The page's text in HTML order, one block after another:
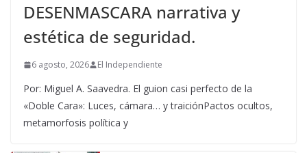
DESENMASCARA narrativa y
estética de seguridad.
6 agosto, 2026 El Independiente
Por: Miguel A. Saavedra. El guion casi perfecto de la
«Doble Cara»: Luces, cámara… y traiciónPactos ocultos,
metamorfosis política y